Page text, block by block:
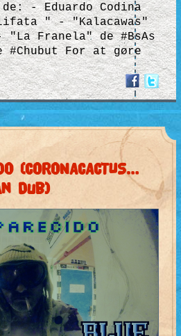
- Eduardo Codina
" - "Kalacawas"
Franela" de #BsAs
#Chubut For at gøre
(CORONACACTUS…
Dub)